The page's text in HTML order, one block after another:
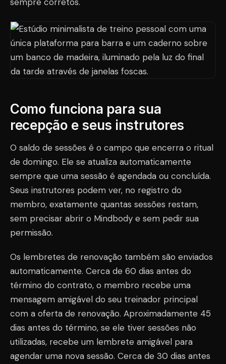
Como funciona para sua
recepção e seus instrutores
O saldo de sessões é o campo que encerra o ritual
de domingo. Ele se atualiza automaticamente
sempre que uma sessão é agendada ou concluída.
Seus instrutores podem ver, no registro do
membro, exatamente quantas sessões restam,
sem precisar abrir o Mindbody e sem pedir sua
permissão.
Os lembretes de renovação também são enviados
automaticamente. Cerca de 60 dias antes do
término do contrato, o membro recebe uma
mensagem amigável do seu treinador principal
com a oferta de renovação. Aproximadamente 45
dias antes do término, se ele tiver sessões não
utilizadas, recebe um lembrete amigável para
agendar uma nova sessão. Cerca de 30 dias antes